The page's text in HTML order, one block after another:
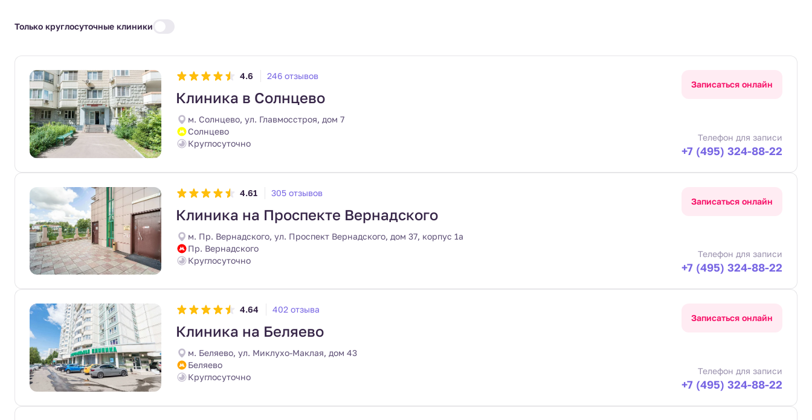
Только круглосуточные клиники
4.6 246 отзывов
Клиника в Солнцево
м. Солнцево, ул. Главмосстроя, дом 7
Солнцево
Круглосуточно
Телефон для записи
+7 (495) 324-88-22
Записаться онлайн
4.61 305 отзывов
Клиника на Проспекте Вернадского
м. Пр. Вернадского, ул. Проспект Вернадского, дом 37, корпус 1а
Пр. Вернадского
Круглосуточно
Телефон для записи
+7 (495) 324-88-22
Записаться онлайн
4.64 402 отзыва
Клиника на Беляево
м. Беляево, ул. Миклухо-Маклая, дом 43
Беляево
Круглосуточно
Телефон для записи
+7 (495) 324-88-22
Записаться онлайн